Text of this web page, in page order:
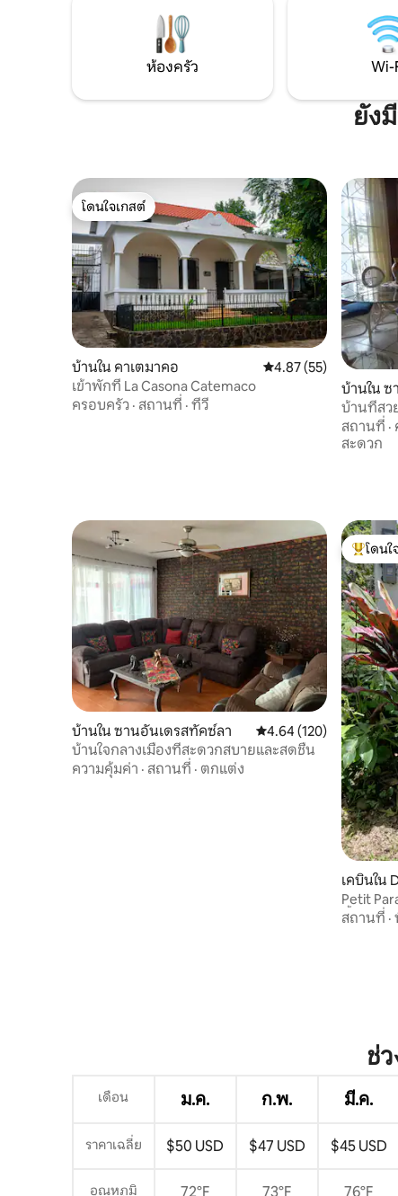
ห้องครัว Wi-
ยัง
โดนใจเกสต์
โดนใจเกสต์
บ้านใน คาเตมาคอ คะแนนเฉลี่ย 4.87 จาก
4.87 (55)
เข้าพักที่ La Casona Catemaco
ครอบครัว · สถานที่ · ทีวี
บ้านใน
บ้านที่สว
สถานที่ ·
สะดวก
บ้านใน ซานอันเดรสทัคซ์ลา คะแนนเฉลี่ย 4.64 จาก
4.64 (120)
บ้านใจกลางเมืองที่สะดวกสบายและสดชื่น
ความคุ้มค่า · สถานที่ · ตกแต่ง
โดนใจ
โดนใ
เคบินใน
Petit
น้ำตกแร่
สถานที่ ·
ช่
เดือน ม.ค. ก.พ. มี.ค.
ราคาเฉลี่ย $50 USD $47 USD $45 USD
อุณหภูมิ 72°F 73°F 76°F